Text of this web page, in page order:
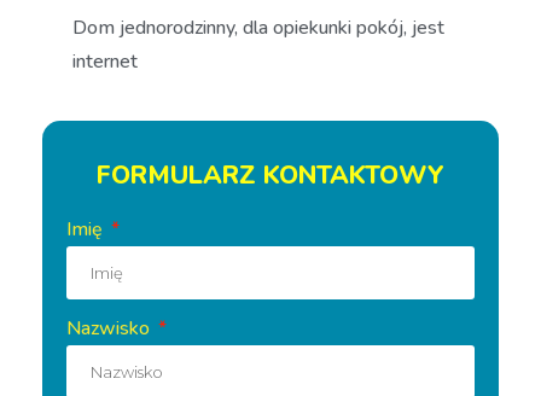
Dom jednorodzinny, dla opiekunki pokój, jest
internet
FORMULARZ KONTAKTOWY
Imię
Nazwisko